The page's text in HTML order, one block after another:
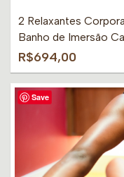
2 Relaxantes
Banho de Imersão
R$694,00
Save